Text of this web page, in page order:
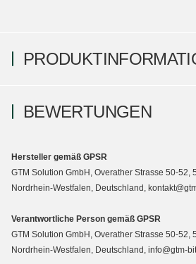
BEWERTUNGEN
Hersteller gemäß GPSR
GTM Solution GmbH, Overather Strasse 50-52,
Nordrhein-Westfalen, Deutschland,
Verantwortliche Person gemäß GPSR
GTM Solution GmbH, Overather Strasse 50-52,
Nordrhein-Westfalen, Deutschland, info@gtm-